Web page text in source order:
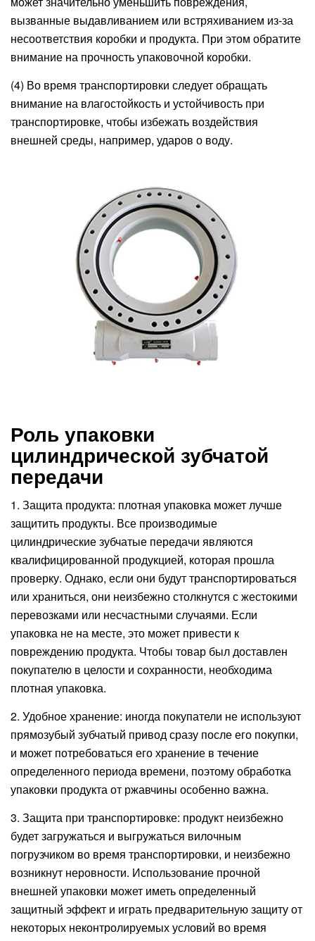
вызванные выдавливанием или встряхиванием из-за
несоответствия коробки и продукта. При этом обратите
внимание на прочность упаковочной коробки.
(4) Во время транспортировки следует обращать
внимание на влагостойкость и устойчивость при
транспортировке, чтобы избежать воздействия
внешней среды, например, ударов о воду.
Роль упаковки
цилиндрической зубчатой
передачи
1. Защита продукта: плотная упаковка может лучше
защитить продукты. Все производимые
цилиндрические зубчатые передачи являются
квалифицированной продукцией, которая прошла
проверку. Однако, если они будут транспортироваться
или храниться, они неизбежно столкнутся с жестокими
перевозками или несчастными случаями. Если
упаковка не на месте, это может привести к
повреждению продукта. Чтобы товар был доставлен
покупателю в целости и сохранности, необходима
плотная упаковка.
2. Удобное хранение: иногда покупатели не используют
прямозубый зубчатый привод сразу после его покупки,
и может потребоваться его хранение в течение
определенного периода времени, поэтому обработка
упаковки продукта от ржавчины особенно важна.
3. Защита при транспортировке: продукт неизбежно
будет загружаться и выгружаться вилочным
погрузчиком во время транспортировки, и неизбежно
возникнут неровности. Использование прочной
внешней упаковки может иметь определенный
защитный эффект и играть предварительную защиту от
некоторых неконтролируемых условий во время